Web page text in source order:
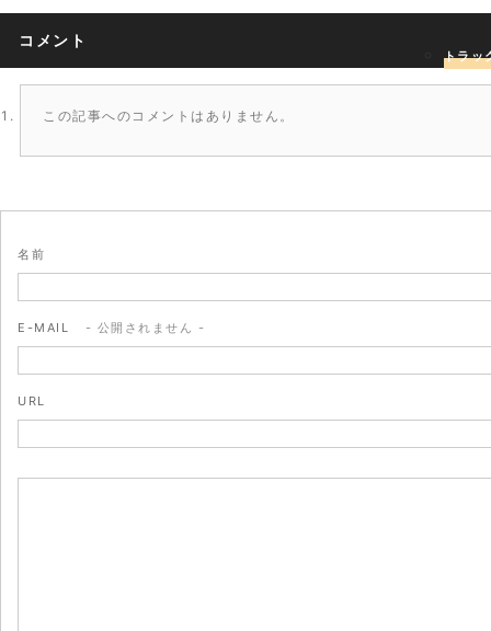
コメント
トラ
この記事へのコメントはありません。
名前
E-MAIL - 公開されません -
URL